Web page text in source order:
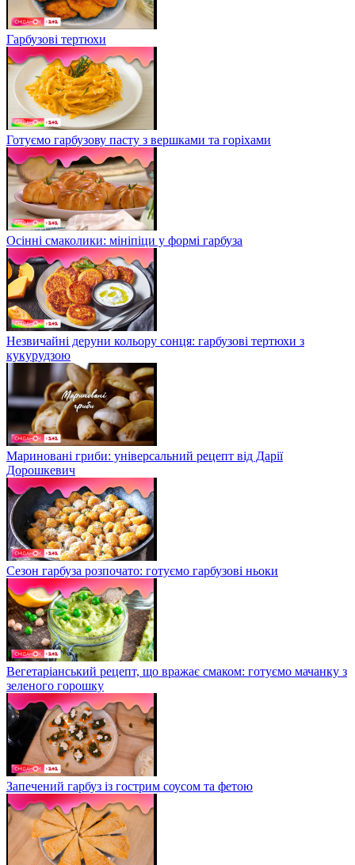
Гарбузові тертюхи
Готуємо гарбузову пасту з вершками та горіхами
Осінні смаколики: мініпіци у формі гарбуза
Незвичайні деруни кольору сонця: гарбузові тертюхи з
кукурудзою
Мариновані гриби: універсальний рецепт від Дарії
Дорошкевич
Сезон гарбуза розпочато: готуємо гарбузові ньоки
Вегетаріанський рецепт, що вражає смаком: готуємо мачанку з
зеленого горошку
Запечений гарбуз із гострим соусом та фетою